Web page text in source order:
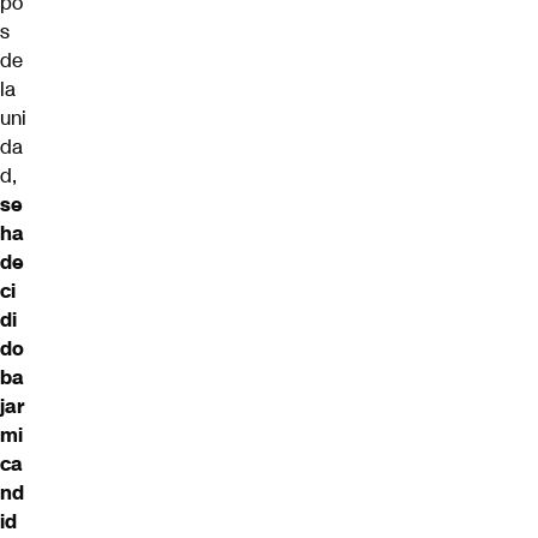
s
de
la
uni
da
d,
se
ha
de
ci
di
do
ba
jar
mi
ca
nd
id